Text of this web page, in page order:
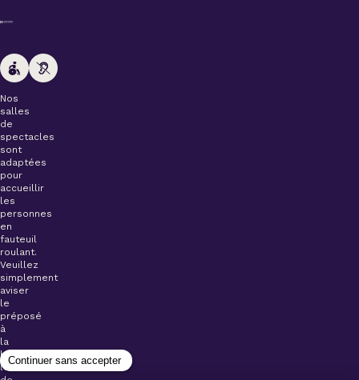
Nos
salles
de
spectacles
sont
adaptées
pour
accueillir
les
personnes
en
fauteuil
roulant.
Veuillez
simplement
aviser
le
préposé
à
la
billetterie
lors